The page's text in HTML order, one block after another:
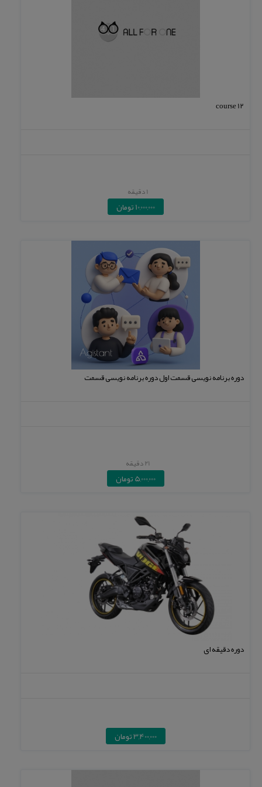
course 12
1 دقیقه
10,000,000 تومان
دوره برنامه نویسی قسمت اول دوره برنامه نویسی قسمت
21 دقیقه
5,000,000 تومان
دوره دقیقه ای
3,400,000 تومان